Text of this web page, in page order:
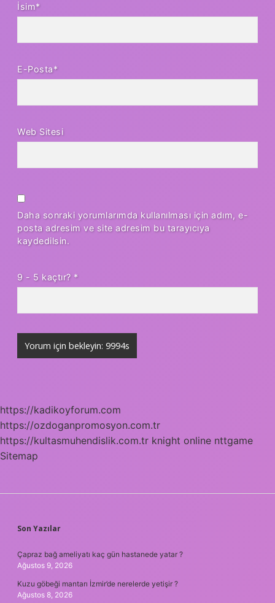
İsim*
E-Posta*
Web Sitesi
Daha sonraki yorumlarımda kullanılması için adım, e-
posta adresim ve site adresim bu tarayıcıya
kaydedilsin.
9 - 5 kaçtır? *
https://kadikoyforum.com
https://ozdoganpromosyon.com.tr
https://kultasmuhendislik.com.tr knight online nttgame
Sitemap
SIDEBAR
Son Yazılar
Çapraz bağ ameliyatı kaç gün hastanede yatar ?
Ağustos 9, 2026
Kuzu göbeği mantarı İzmir’de nerelerde yetişir ?
Ağustos 8, 2026